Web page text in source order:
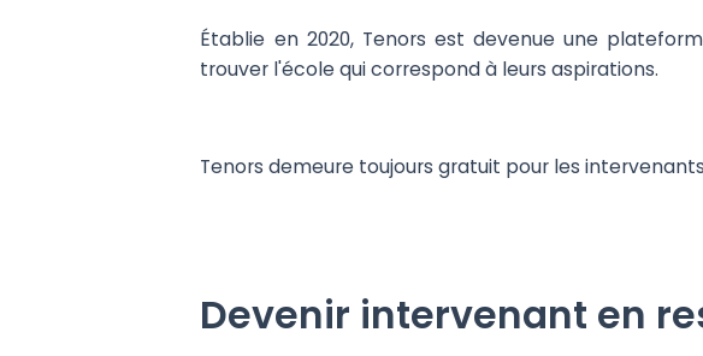
Établie en 2020, Tenors est devenue une
trouver l'école qui correspond à leurs aspirations.
Tenors demeure toujours gratuit pour les
Devenir intervenant en